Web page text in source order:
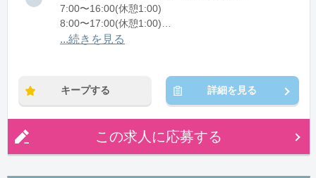
7:00〜16:00(休憩1:00)
8:00〜17:00(休憩1:00)
12:00〜21:00(休憩1:00)
...続きを見る
キープする 詳細を見る
この求人に応募する